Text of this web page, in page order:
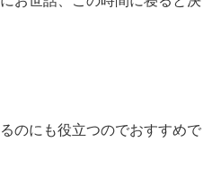
のにも役立つのでおすすめで